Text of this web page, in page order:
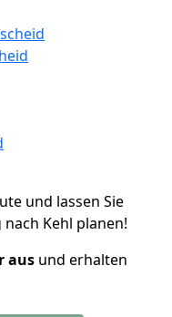
und lassen Sie
Kehl planen!
aus und erhalten